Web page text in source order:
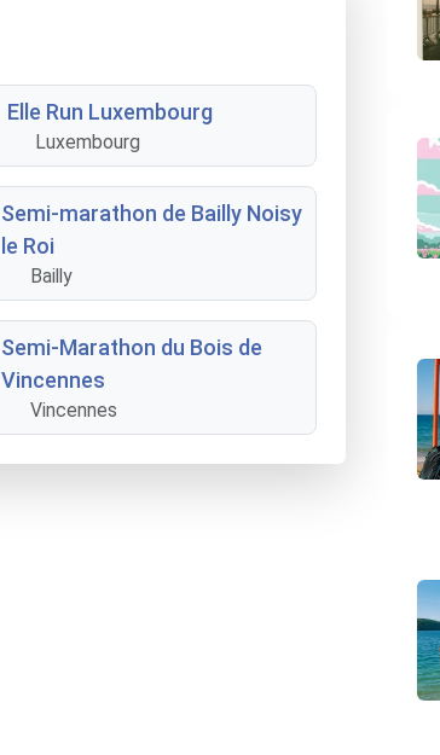
Elle Run Luxembourg
Luxembourg
Semi-marathon de Bailly Noisy
le Roi
Bailly
Semi-Marathon du Bois de
Vincennes
Vincennes